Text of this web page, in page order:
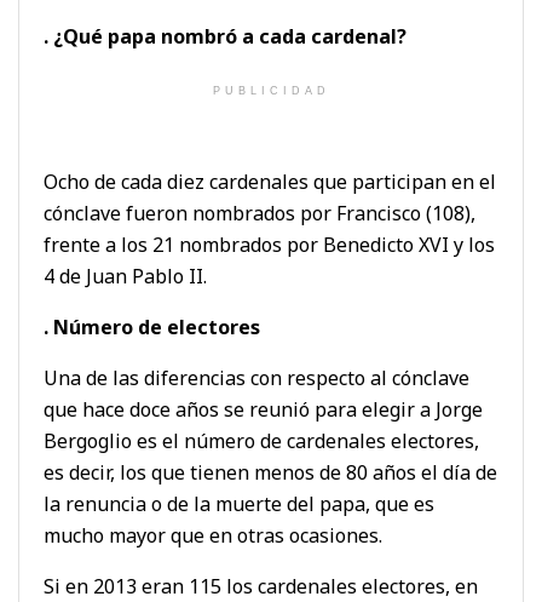
. ¿Qué papa nombró a cada cardenal?
PUBLICIDAD
Ocho de cada diez cardenales que participan en el
cónclave fueron nombrados por Francisco (108),
frente a los 21 nombrados por Benedicto XVI y los
4 de Juan Pablo II.
. Número de electores
Una de las diferencias con respecto al cónclave
que hace doce años se reunió para elegir a Jorge
Bergoglio es el número de cardenales electores,
es decir, los que tienen menos de 80 años el día de
la renuncia o de la muerte del papa, que es
mucho mayor que en otras ocasiones.
Si en 2013 eran 115 los cardenales electores, en